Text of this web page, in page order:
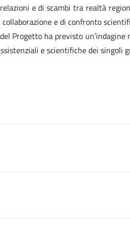
e di scambi tra realtà
e di confronto
Progetto ha previsto
e scientifiche dei singoli